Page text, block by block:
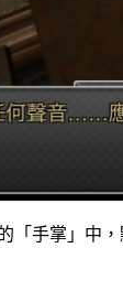
「手掌」中